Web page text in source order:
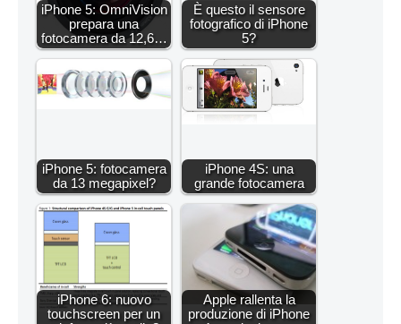
iPhone 5: OmniVision
prepara una
fotocamera da 12,6…
È questo il sensore
fotografico di iPhone
5?
iPhone 5: fotocamera
da 13 megapixel?
iPhone 4S: una
grande fotocamera
iPhone 6: nuovo
touchscreen per un
Apple rallenta la
produzione di iPhone